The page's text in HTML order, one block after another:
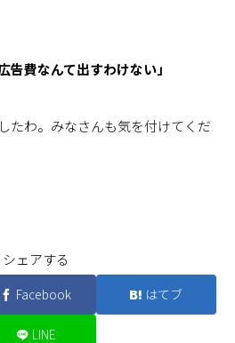
告費なんて出すわけない」
たわ。みなさんも気を付けてくだ
シェアする
Facebook はてブ
LINE